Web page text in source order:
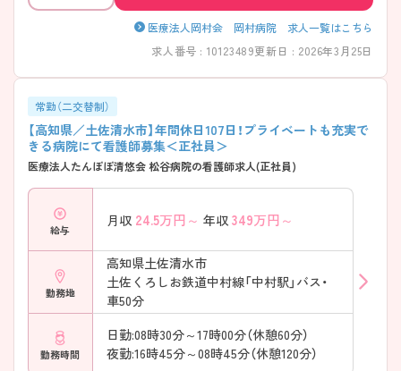
医療法人岡村会 岡村病院 求人一覧はこちら
求人番号 : 10123489更新日 : 2026年3月25日
常勤（二交替制）
【高知県／土佐清水市】年間休日107日！プライベートも充実で
きる病院にて看護師募集＜正社員＞
医療法人たんぽぽ清悠会 松谷病院の看護師求人(正社員)
給与
月収 24.5万円～ 年収 349万円～
勤務地
高知県土佐清水市
土佐くろしお鉄道中村線「中村駅」バス・
車50分
勤務時間
日勤:08時30分～17時00分（休憩60分）
夜勤:16時45分～08時45分（休憩120分）